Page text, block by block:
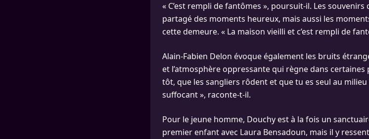
« C’est rempli de fantômes », poursuit-il. Les
partagé des moments heureux, mais aussi les
cette demeure. « La maison vieilli et c’est rempli de
Alain-Fabien Delon évoque également les bruits
et l’atmosphère oppressante qui règne dans certaines
tôt, que les sangliers rôdent et que tu es seul au
suffocant », raconte-t-il.
Pour le jeune homme, Douchy est à la fois un
premier enfant avec Laura Bensadoun, mais il y